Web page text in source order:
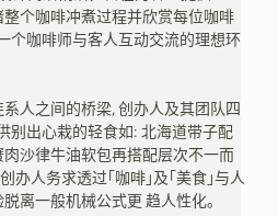
个咖啡冲煮过程并欣赏每位咖啡
个咖啡师与客人互动交流的理想环
人之间的桥梁, 创办人及其团队四
别出心栽的轻食如: 北海道带子配
沙律牛油软包再搭配层次不一而
办人务求透过｢咖啡｣及｢美食｣与人
离一般机械公式更 趋人性化。